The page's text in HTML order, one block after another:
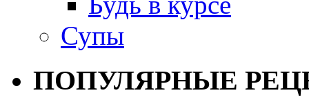
Супы
ПОПУЛЯРНЫЕ